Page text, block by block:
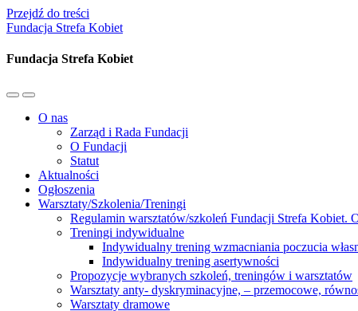
Przejdź do treści
Fundacja Strefa Kobiet
Fundacja Strefa Kobiet
Przełącz
mobilne
Przełącz
pole
wyszukiwania
O nas
Zarząd i Rada Fundacji
O Fundacji
Statut
Aktualności
Ogłoszenia
Warsztaty/Szkolenia/Treningi
Regulamin warsztatów/szkoleń Fundacji Strefa Kobiet.
Treningi indywidualne
Indywidualny trening wzmacniania poczucia
Indywidualny trening asertywności
Propozycje wybranych szkoleń, treningów i warsztatów
Warsztaty anty- dyskryminacyjne, – przemocowe,
Warsztaty dramowe